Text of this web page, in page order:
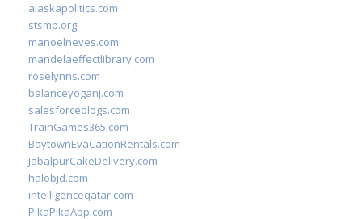
alaskapolitics.com
stsmp.org
manoelneves.com
mandelaeffectlibrary.com
roselynns.com
balanceyoganj.com
salesforceblogs.com
TrainGames365.com
BaytownEvaCationRentals.com
JabalpurCakeDelivery.com
halobjd.com
intelligenceqatar.com
PikaPikaApp.com